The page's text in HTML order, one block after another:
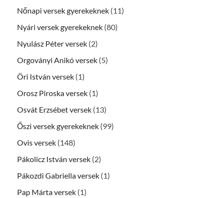
Nőnapi versek gyerekeknek (11)
Nyári versek gyerekeknek (80)
Nyulász Péter versek (2)
Orgoványi Anikó versek (5)
Öri István versek (1)
Orosz Piroska versek (1)
Osvát Erzsébet versek (13)
Őszi versek gyerekeknek (99)
Ovis versek (148)
Pákolicz István versek (2)
Pákozdi Gabriella versek (1)
Pap Márta versek (1)